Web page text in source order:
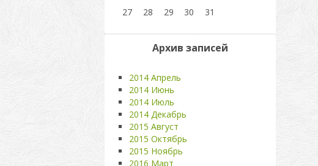
27
28 29 30 31
Архив записей
2014 Апрель
2014 Июнь
2014 Июль
2014 Декабрь
2015 Август
2015 Октябрь
2015 Ноябрь
2016 Март